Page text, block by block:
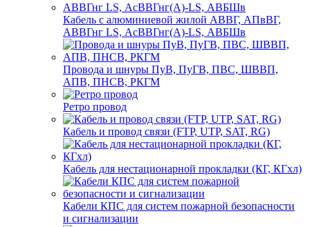
Кабель с алюминиевой жилой АВВГ, АПвВГ,
АВВГнг LS, АсВВГнг(А)-LS, АВБШв
Провода и шнуры ПуВ, ПуГВ, ПВС, ШВВП,
АПВ, ПНСВ, РКГМ
Ретро провод
Кабель и провод связи (FTP, UTP, SAT, RG)
Кабель для нестационарной прокладки (КГ, КГхл)
Кабели КПС для систем пожарной безопасности
и сигнализации